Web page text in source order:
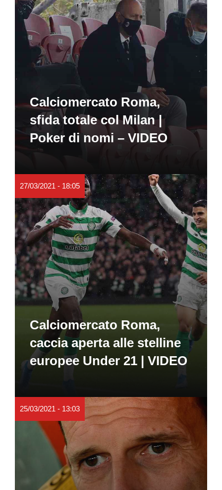
Calciomercato Roma,
sfida totale col Milan |
Poker di nomi – VIDEO
27/03/2021 - 18:05
Calciomercato Roma,
caccia aperta alle stelline
europee Under 21 | VIDEO
25/03/2021 - 13:03